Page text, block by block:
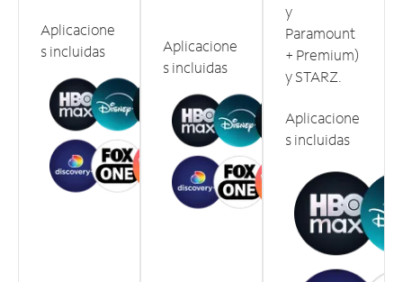
Aplicacione
s incluidas
Aplicacione
s incluidas
y
Paramount
+ Premium)
y STARZ.
Aplicacione
s incluidas